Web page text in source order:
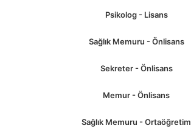
Psikolog - Lisans
Sağlık Memuru - Önlisans
Sekreter - Önlisans
Memur - Önlisans
Sağlık Memuru - Ortaöğretim